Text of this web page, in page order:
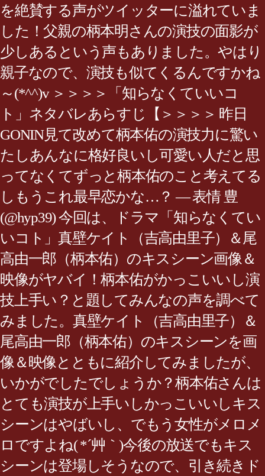
を絶賛する声がツイッターに溢れていま
した！父親の柄本明さんの演技の面影が
少しあるという声もありました。やはり
親子なので、演技も似てくるんですかね
～(*^^)v ＞＞＞＞「知らなくていいコ
ト」ネタバレあらすじ【＞＞＞＞ 昨日
GONIN見て改めて柄本佑の演技力に驚い
たしあんなに格好良いし可愛い人だと思
ってなくてずっと柄本佑のこと考えてる
しもうこれ最早恋かな…？ — 表情 豊
(@hyp39) 今回は、ドラマ「知らなくてい
いコト」真壁ケイト（吉高由里子）＆尾
高由一郎（柄本佑）のキスシーン画像＆
映像がヤバイ！柄本佑がかっこいいし演
技上手い？と題してみんなの声を調べて
みました。真壁ケイト（吉高由里子）＆
尾高由一郎（柄本佑）のキスシーンを画
像＆映像とともに紹介してみましたが、
いかがでしたでしょうか？柄本佑さんは
とても演技が上手いしかっこいいしキス
シーンはやばいし、でもう女性がメロメ
ロですよね( *´艸｀)今後の放送でもキス
シーンは登場しそうなので、引き続きド